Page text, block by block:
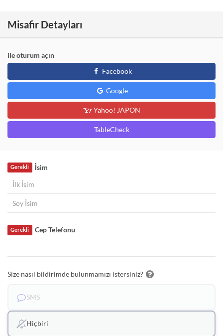
Misafir Detayları
ile oturum açın
Facebook
Google
Yahoo! JAPON
TableCheck
İsim
Gerekli
Cep Telefonu
Gerekli
Size nasıl bildirimde bulunmamızı istersiniz?
SMS
Hiçbiri